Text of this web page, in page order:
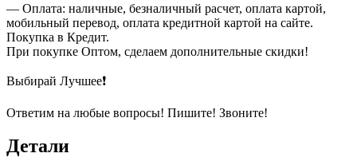
— Оплата: наличные, безналичный расчет, оплата картой,
мобильный перевод, оплата кредитной картой на сайте.
Покупка в Кредит.
При покупке Оптом, сделаем дополнительные скидки!
Выбирай Лучшее❗
Ответим на любые вопросы! Пишите! Звоните!
Детали